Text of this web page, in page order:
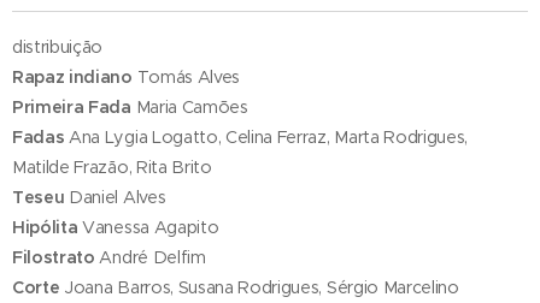
distribuição
Rapaz indiano Tomás Alves
Primeira Fada Maria Camões
FadasAna Lygia Logatto, Celina Ferraz, Marta Rodrigues,
Matilde Frazão, Rita Brito
Teseu Daniel Alves
Hipólita Vanessa Agapito
Filostrato André Delfim
Corte Joana Barros, Susana Rodrigues, Sérgio Marcelino